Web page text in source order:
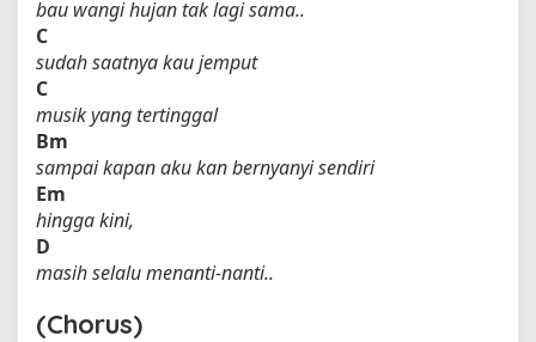
bau wangi hujan tak lagi sama..
C
sudah saatnya kau jemput
C
musik yang tertinggal
Bm
sampai kapan aku kan bernyanyi sendiri
Em
hingga kini,
D
masih selalu menanti-nanti..
(Chorus)